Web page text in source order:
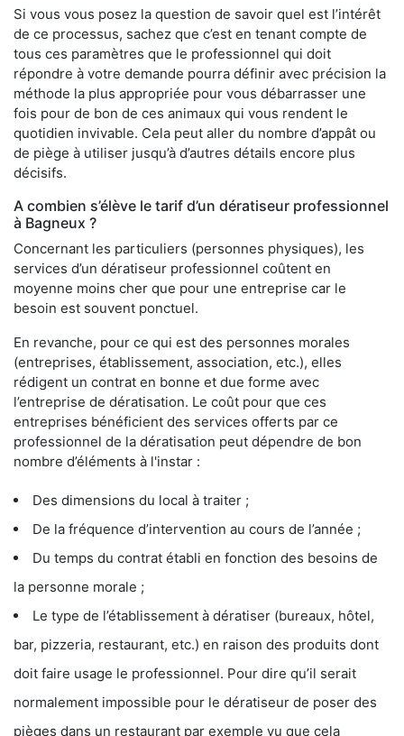
Si vous vous posez la question de savoir quel est l’intérêt
de ce processus, sachez que c’est en tenant compte de
tous ces paramètres que le professionnel qui doit
répondre à votre demande pourra définir avec précision la
méthode la plus appropriée pour vous débarrasser une
fois pour de bon de ces animaux qui vous rendent le
quotidien invivable. Cela peut aller du nombre d’appât ou
de piège à utiliser jusqu’à d’autres détails encore plus
décisifs.
A combien s’élève le tarif d’un dératiseur professionnel
à Bagneux ?
Concernant les particuliers (personnes physiques), les
services d’un dératiseur professionnel coûtent en
moyenne moins cher que pour une entreprise car le
besoin est souvent ponctuel.
En revanche, pour ce qui est des personnes morales
(entreprises, établissement, association, etc.), elles
rédigent un contrat en bonne et due forme avec
l’entreprise de dératisation. Le coût pour que ces
entreprises bénéficient des services offerts par ce
professionnel de la dératisation peut dépendre de bon
nombre d’éléments à l'instar :
Des dimensions du local à traiter ;
De la fréquence d’intervention au cours de l’année ;
Du temps du contrat établi en fonction des besoins de
la personne morale ;
Le type de l’établissement à dératiser (bureaux, hôtel,
bar, pizzeria, restaurant, etc.) en raison des produits dont
doit faire usage le professionnel. Pour dire qu’il serait
normalement impossible pour le dératiseur de poser des
pièges dans un restaurant par exemple vu que cela